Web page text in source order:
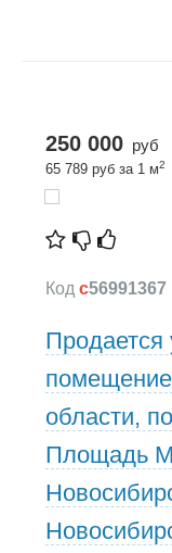
250 000 руб
65 789 руб за 1 м2
Код c56991367
Продается
области,
Площадь